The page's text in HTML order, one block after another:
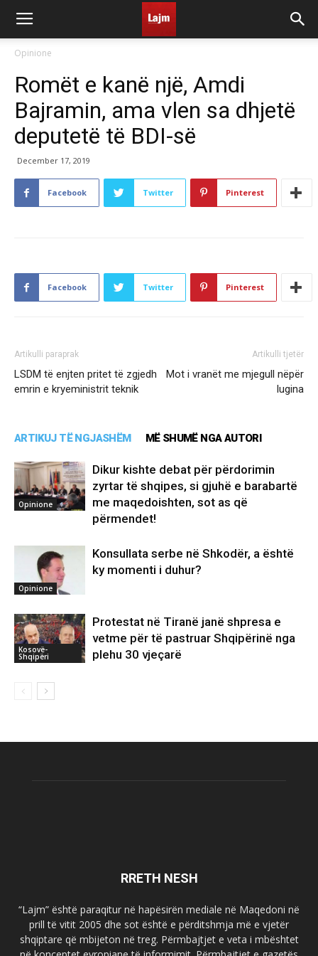
Opinione
Romët e kanë një, Amdi
Bajramin, ama vlen sa dhjetë
deputetë të BDI-së
December 17, 2019
Facebook Twitter Pinterest
Facebook Twitter Pinterest
Artikulli paraprak
LSDM të enjten pritet të zgjedh
emrin e kryeministrit teknik
Artikulli tjetër
Mot i vranët me mjegull nëpër
lugina
ARTIKUJ TË NGJASHËM MË SHUMË NGA AUTORI
Opinione
Dikur kishte debat për përdorimin
zyrtar të shqipes, si gjuhë e barabartë
me maqedoishten, sot as që
përmendet!
Opinione
Konsullata serbe në Shkodër, a është
ky momenti i duhur?
Kosovë-
Shqipëri
Protestat në Tiranë janë shpresa e
vetme për të pastruar Shqipërinë nga
plehu 30 vjeçarë
RRETH NESH
“Lajm” është paraqitur në hapësirën mediale në Maqedoni në
prill të vitit 2005 dhe sot është e përditshmja më e vjetër
shqiptare që mbijeton në treg. Përmbajtjet e veta i mbështet